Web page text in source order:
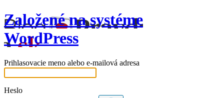
Založené na systéme
WordPress
Prihlasovacie meno alebo e-mailová adresa
Heslo